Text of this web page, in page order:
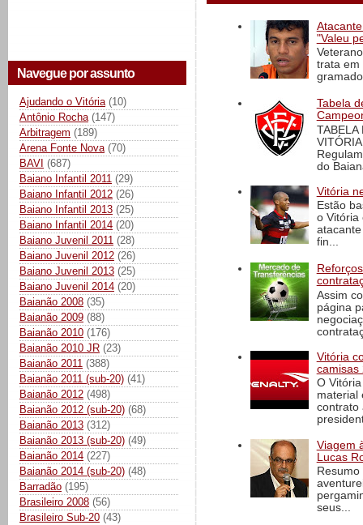
Navegue por assunto
Ajudando o Vitória (10)
Antônio Rocha (147)
Arbitragem (189)
Arena Fonte Nova (70)
BAVI (687)
Baiano Infantil 2011 (29)
Baiano Infantil 2012 (26)
Baiano Infantil 2013 (25)
Baiano Infantil 2014 (20)
Baiano Juvenil 2011 (28)
Baiano Juvenil 2012 (26)
Baiano Juvenil 2013 (25)
Baiano Juvenil 2014 (20)
Baianão 2008 (35)
Baianão 2009 (88)
Baianão 2010 (176)
Baianão 2010 JR (23)
Baianão 2011 (388)
Baianão 2011 (sub-20) (41)
Baianão 2012 (498)
Baianão 2012 (sub-20) (68)
Baianão 2013 (312)
Baianão 2013 (sub-20) (49)
Baianão 2014 (227)
Baianão 2014 (sub-20) (48)
Barradão (195)
Brasileiro 2008 (56)
Brasileiro Sub-20 (43)
"Valeu
trata em
Tabela
TABELA
do
Vitória
Estão
o Vitória
fin...
Assim
página
Vitória
camisas
O
material
contrato
Viagem
Lucas
seus...